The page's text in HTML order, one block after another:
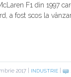
F1 din 1997
a fost scos la
2017 | INDUSTRIE